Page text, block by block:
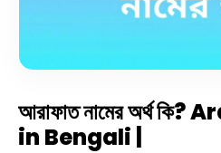
আরাফাত নামের অর্থ
in Bengali |